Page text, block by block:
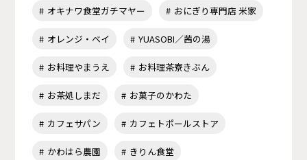
オキナワ食堂ガチマヤー おにぎり専門店 米家
オレンジ・ベイ YUASOBI／茜の湯
お料理やまうえ お料理茶寮きぶん
お茶処しまだ お菓子のかわた
カフェサパン カフェトポールストア
かわはら農園 きりん食堂